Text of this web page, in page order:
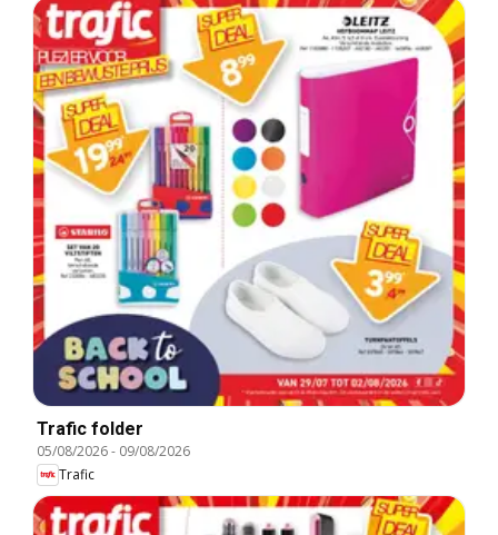
Trafic folder
05/08/2026- 09/08/2026
Trafic